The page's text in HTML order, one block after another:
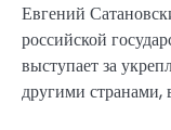
Евгений
российской
выступает за
другими странами,